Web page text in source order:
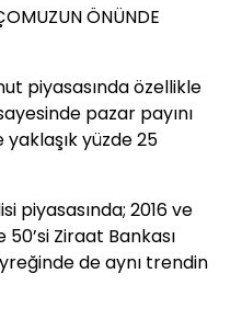
ÖNÜNDE
piyasasında özellikle
pazar payını
yüzde 25
piyasasında; 2016 ve
Ziraat Bankası
de aynı trendin